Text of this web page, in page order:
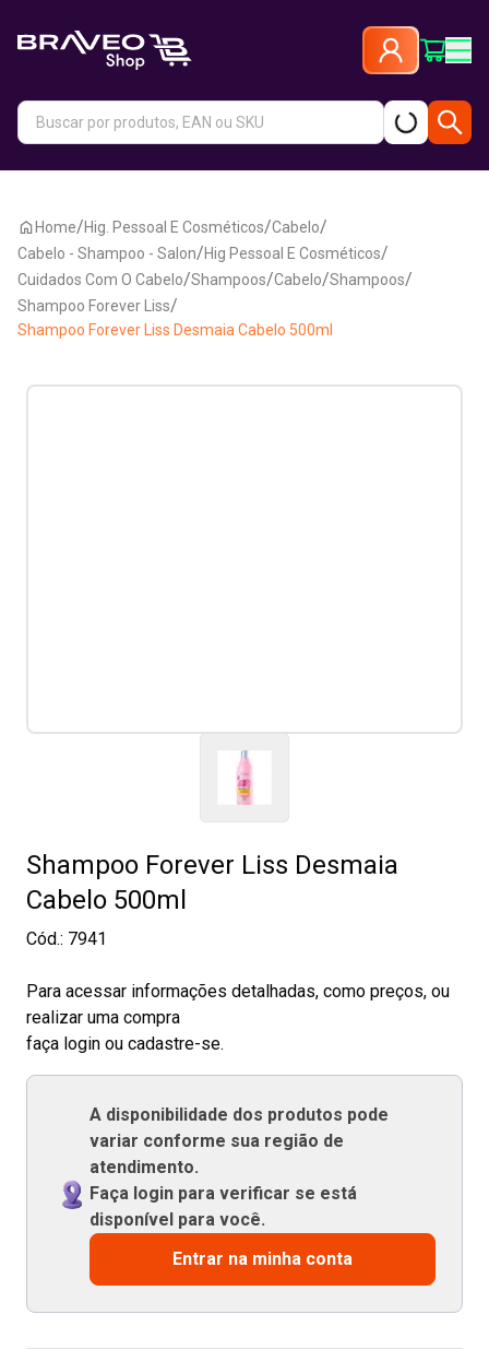
Home/Hig. Pessoal E Cosméticos/Cabelo/
Cabelo - Shampoo - Salon/Hig Pessoal E Cosméticos/
Cuidados Com O Cabelo/Shampoos/Cabelo/Shampoos/
Shampoo Forever Liss/
Shampoo Forever Liss Desmaia Cabelo 500ml
Shampoo Forever Liss Desmaia
Cabelo 500ml
Cód.: 7941
Para acessar informações detalhadas, como preços, ou
realizar uma compra
faça login ou cadastre-se.
A disponibilidade dos produtos pode
variar conforme sua região de
atendimento.
Faça login para verificar se está
disponível para você.
Entrar na minha conta